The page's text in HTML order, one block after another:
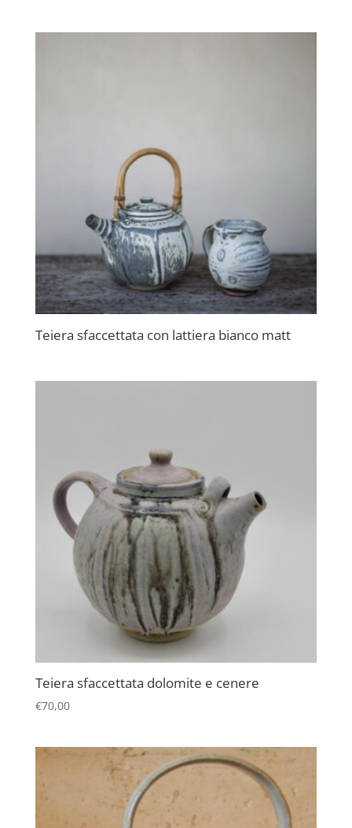
Teiera sfaccettata con lattiera bianco matt
Teiera sfaccettata dolomite e cenere
€70,00